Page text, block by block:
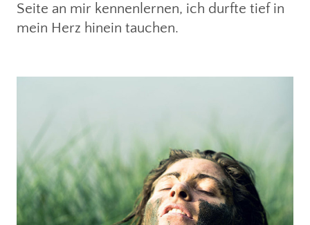
Seite an mir kennenlernen, ich durfte tief in
mein Herz hinein tauchen.